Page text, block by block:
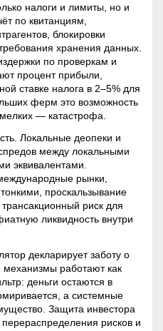
налоги и лимиты, но и
по квитанциям,
блокировки
хранения данных.
по проверкам и
процент прибыли,
ставке налога в 2–5% для
ферм это возможность
— катастрофа.
Локальные деопеки и
между локальными
эквивалентами.
рынки,
проскальзывание
риск для
ликвидность внутри
декларирует заботу о
механизмы работают как
деньги остаются в
а системные
Защита инвестора
рисков и